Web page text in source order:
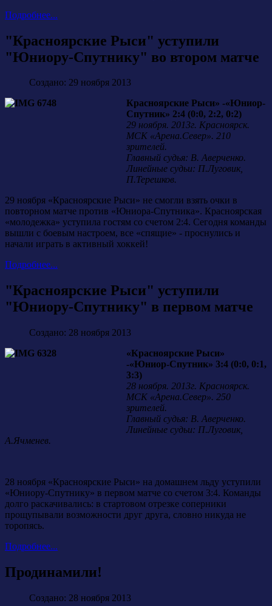
Подробнее...
"Красноярские Рыси" уступили
"Юниору-Спутнику" во втором матче
Создано: 29 ноября 2013
Красноярские Рыси» -«Юниор-
Спутник» 2:4 (0:0, 2:2, 0:2)
29 ноября. 2013г. Красноярск.
МСК «Арена.Север». 210
зрителей.
Главный судья: В. Аверченко.
Линейные судьи: П.Луговик,
П.Терешков.
29 ноября «Красноярские Рыси» не смогли взять очки в
повторном матче против «Юниора-Спутника». Красноярская
«молодежка» уступила гостям со счетом 2:4. Сегодня команды
вышли с боевым настроем, все «спящие» - проснулись и
начали играть в активный хоккей!
Подробнее...
"Красноярские Рыси" уступили
"Юниору-Спутнику" в первом матче
Создано: 28 ноября 2013
«Красноярские Рыси»
-«Юниор-Спутник» 3:4 (0:0, 0:1,
3:3)
28 ноября. 2013г. Красноярск.
МСК «Арена.Север». 250
зрителей.
Главный судья: В. Аверченко.
Линейные судьи: П.Луговик,
А.Ячменев.
28 ноября «Красноярские Рыси» на домашнем льду уступили
«Юниору-Спутнику» в первом матче со счетом 3:4. Команды
долго раскачивались: в стартовом отрезке соперники
прощупывали возможности друг друга, словно никуда не
торопясь.
Подробнее...
Продинамили!
Создано: 28 ноября 2013